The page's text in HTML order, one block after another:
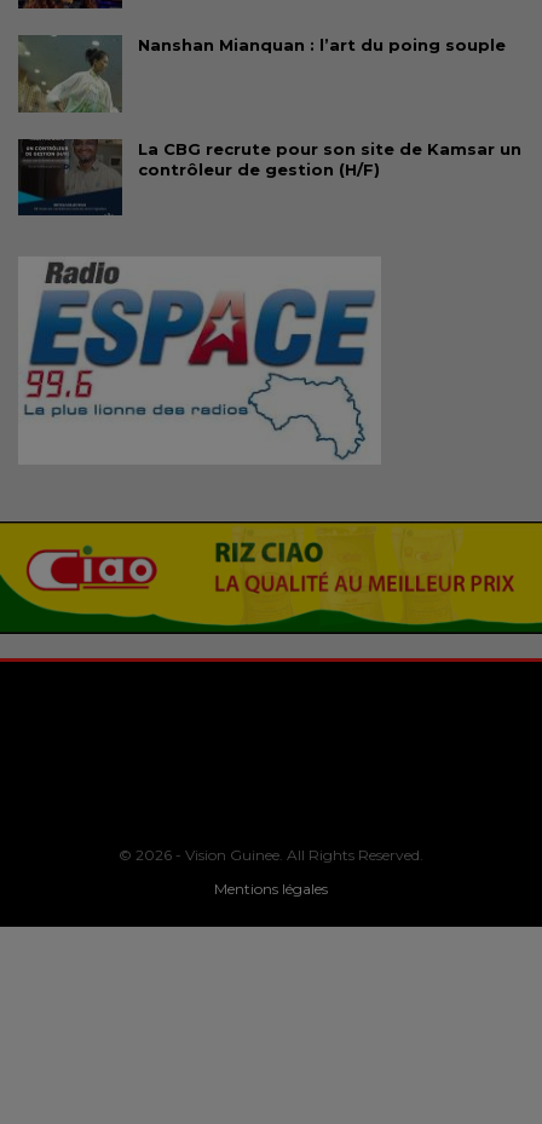
Nanshan Mianquan : l’art du poing souple
La CBG recrute pour son site de Kamsar un
contrôleur de gestion (H/F)
© 2026 - Vision Guinee. All Rights Reserved.
Mentions légales